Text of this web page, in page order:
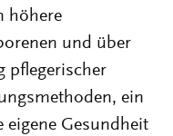
höhere
und über
pflegerischer
ein
eigene Gesundheit